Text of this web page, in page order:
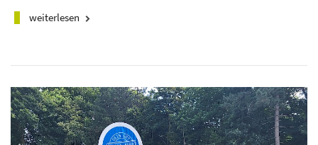
weiterlesen keyboard_arrow_right